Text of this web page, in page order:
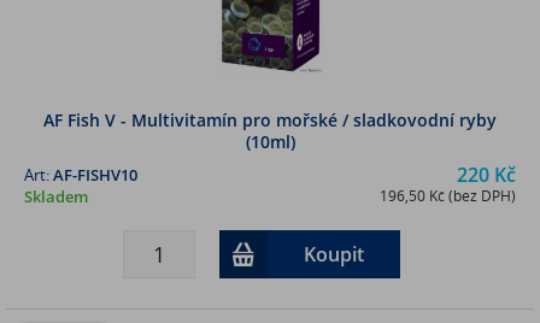
AF Fish V - Multivitamín pro mořské / sladkovodní ryby
(10ml)
220 Kč
196,50 Kč (bez DPH)
Art:AF-FISHV10
Skladem
Koupit